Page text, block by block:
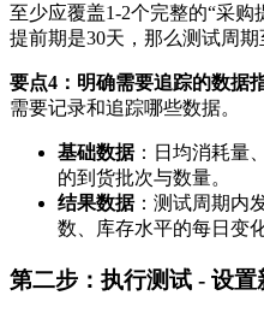
至少应覆盖1-2个完整的“采
提前期是30天，那么测试周期
要点4：明确需要追踪的数据
需要记录和追踪哪些数据。
基础数据：日均消耗量
的到货批次与数量。
结果数据：测试周期内
数、库存水平的每日变化
第二步：执行测试 - 设